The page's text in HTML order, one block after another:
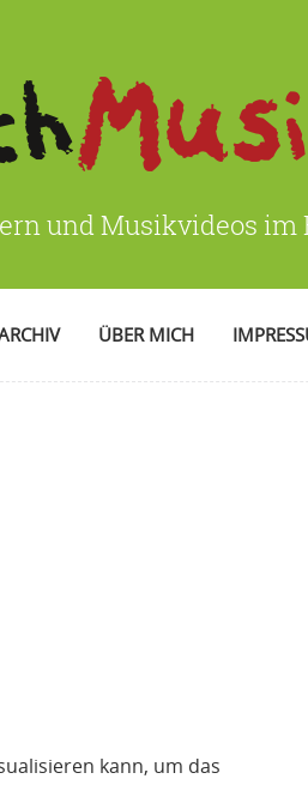
und Musikvideos im
ÜBER MICH
kann, um das